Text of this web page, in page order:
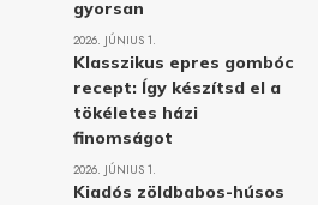
gyorsan
2026. JÚNIUS 1.
Klasszikus epres gombóc
recept: Így készítsd el a
tökéletes házi
finomságot
2026. JÚNIUS 1.
Kiadós zöldbabos-húsos